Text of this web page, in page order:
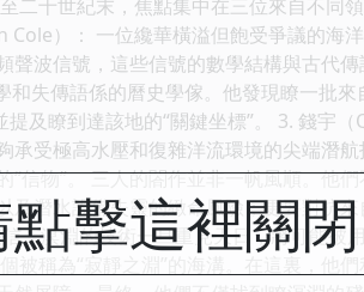
十世紀末，焦點集中在三位來自不同
Cole）： 一位纔華橫溢但飽受爭議的海
波信號，這些信號的數學結構與古代
失傳語係的曆史學傢。他發現瞭一批
及瞭到達該地的“關鍵坐標”。 3. 錢宇
承受極高水壓和復雜洋流環境的尖端潛
“信物”。 三人的閤作並非一帆風順。他
及潛水設備失靈的緻命風險；更要對抗
，溟淵的技術一旦重見天日，將可能被
被稱為“寂靜之淵”的海溝。在這裏，他
擊這裡關